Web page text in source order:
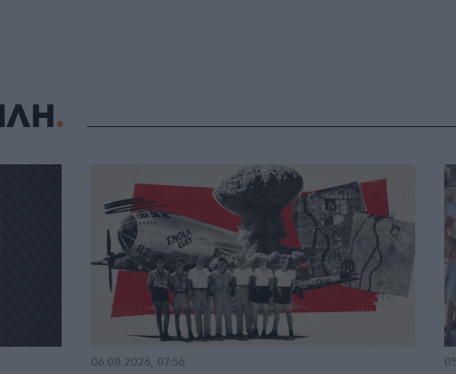
06.08.2026, 07:56